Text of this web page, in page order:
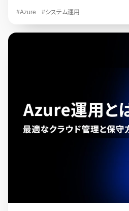
#Azure #システム運用